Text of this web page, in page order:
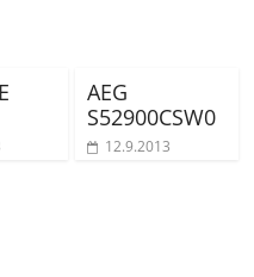
AEG
S52900CSW0
12.9.2013